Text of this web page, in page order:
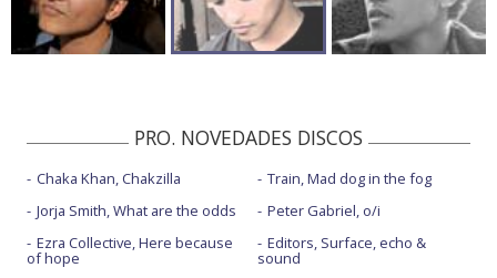
PRO. NOVEDADES DISCOS
Chaka Khan, Chakzilla
Jorja Smith, What are the odds
Ezra Collective, Here because
of hope
Train, Mad dog in the fog
Peter Gabriel, o/i
Editors, Surface, echo &
sound